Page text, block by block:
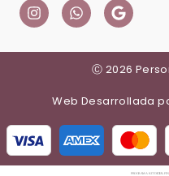
Ⓒ 2026
Web Desarrollada